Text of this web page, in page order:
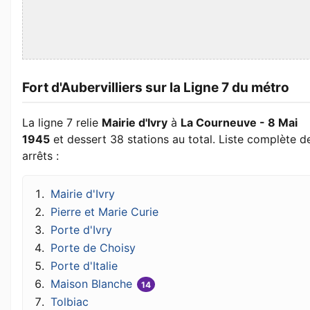
Fort d'Aubervilliers sur la Ligne 7 du métro
La ligne 7 relie Mairie d'Ivry à La Courneuve - 8 Mai
1945 et dessert 38 stations au total. Liste complète
arrêts :
Mairie d'Ivry
Pierre et Marie Curie
Porte d'Ivry
Porte de Choisy
Porte d'Italie
Maison Blanche
14
Tolbiac